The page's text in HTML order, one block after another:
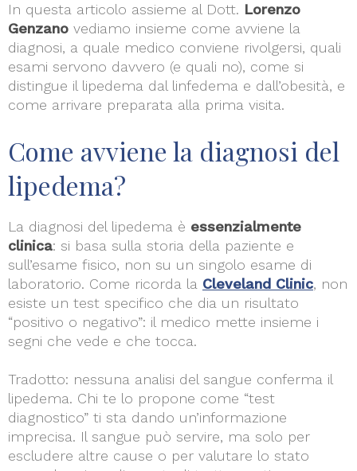
In questa articolo assieme al Dott. Lorenzo
Genzano vediamo insieme come avviene la
diagnosi, a quale medico conviene rivolgersi, quali
esami servono davvero (e quali no), come si
distingue il lipedema dal linfedema e dall’obesità, e
come arrivare preparata alla prima visita.
Come avviene la diagnosi del
lipedema?
La diagnosi del lipedema è essenzialmente
clinica: si basa sulla storia della paziente e
sull’esame fisico, non su un singolo esame di
laboratorio. Come ricorda la Cleveland Clinic, non
esiste un test specifico che dia un risultato
“positivo o negativo”: il medico mette insieme i
segni che vede e che tocca.
Tradotto: nessuna analisi del sangue conferma il
lipedema. Chi te lo propone come “test
diagnostico” ti sta dando un’informazione
imprecisa. Il sangue può servire, ma solo per
escludere altre cause o per valutare lo stato